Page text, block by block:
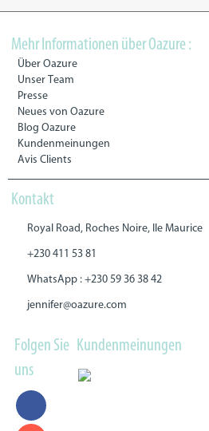
Mehr Informationen über Oazure :
Über Oazure
Unser Team
Presse
Neues von Oazure
Blog Oazure
Kundenmeinungen
Avis Clients
Kontakt
Royal Road, Roches Noire, Ile Maurice
+230 411 53 81
WhatsApp : +230 59 36 38 42
jennifer@oazure.com
Folgen Sie
uns
Kundenmeinungen